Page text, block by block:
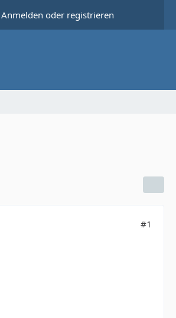
Anmelden oder registrieren
#1